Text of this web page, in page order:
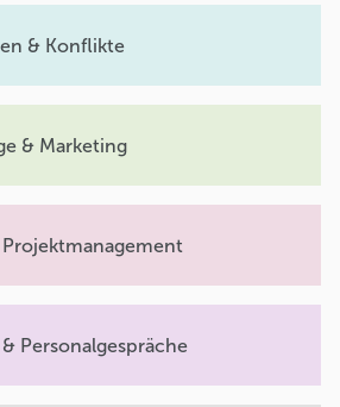
& Konflikte
& Marketing
Personalgespräche